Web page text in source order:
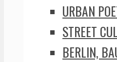
URBAN
STREET
BERLIN,